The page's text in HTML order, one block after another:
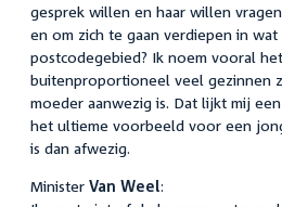
gesprek willen en haar willen
en om zich te gaan verdiepen in
postcodegebied? Ik noem vooral
buitenproportioneel veel gezinnen
moeder aanwezig is. Dat lijkt mij
het ultieme voorbeeld voor een
is dan afwezig.
Minister Van Weel: